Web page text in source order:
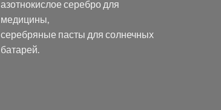
азотнокислое серебродля
медицины,
серебряные пасты для солнечных
батарей.